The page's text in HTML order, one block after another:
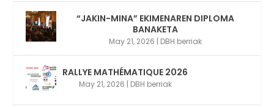
“JAKIN-MINA” EKIMENAREN DIPLOMA
BANAKETA
May 21, 2026 | DBH berriak
RALLYE MATHÉMATIQUE 2026
May 21, 2026 | DBH berriak